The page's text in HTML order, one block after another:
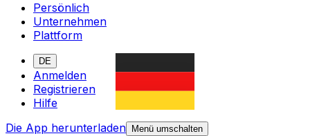
Persönlich
Unternehmen
Plattform
DE
Anmelden
Registrieren
Hilfe
Die App herunterladen
Menü umschalten